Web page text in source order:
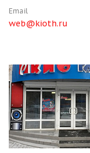
Email
web@kioth.ru